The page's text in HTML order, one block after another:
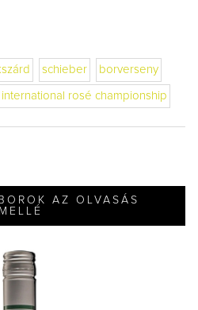
schieber borverseny
international rosé championship
AZ OLVASÁS
MELLÉ